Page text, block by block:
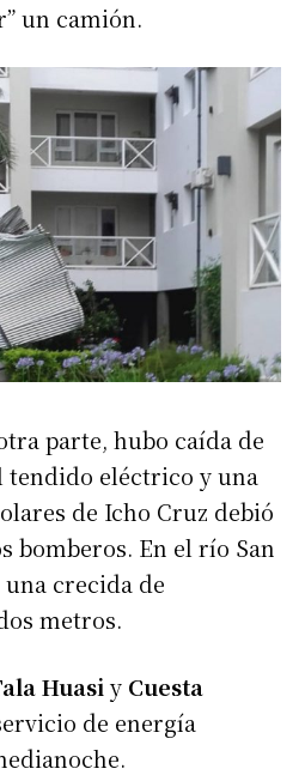
un camión.
parte, hubo caída de
tendido eléctrico y una
de Icho Cruz debió
bomberos. En el río San
crecida de
metros.
Huasi y Cuesta
de energía